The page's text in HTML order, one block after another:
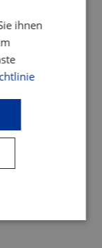
soliden,
kurzen
innerhalb
fachlichen
ihnen